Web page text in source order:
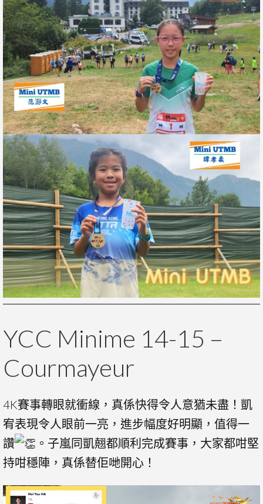
YCC Minime 14-15 –
Courmayeur
4K賽事轉眼就衝線，真係快得令人意猶未盡！凱
宥表現令人眼前一亮，進步幅度好明顯，值得一
讚
。子嵐同凱翹都順利完成賽事，大家都咁堅
持咁穩陣，真係替佢哋開心！